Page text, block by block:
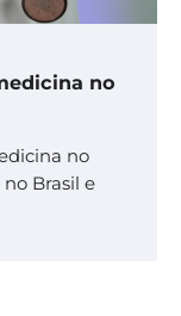
no
no
Brasil e